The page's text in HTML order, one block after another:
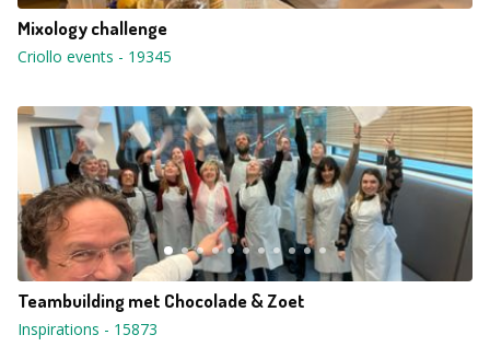
Mixology challenge
Criollo events - 19345
Teambuilding met Chocolade & Zoet
Inspirations - 15873